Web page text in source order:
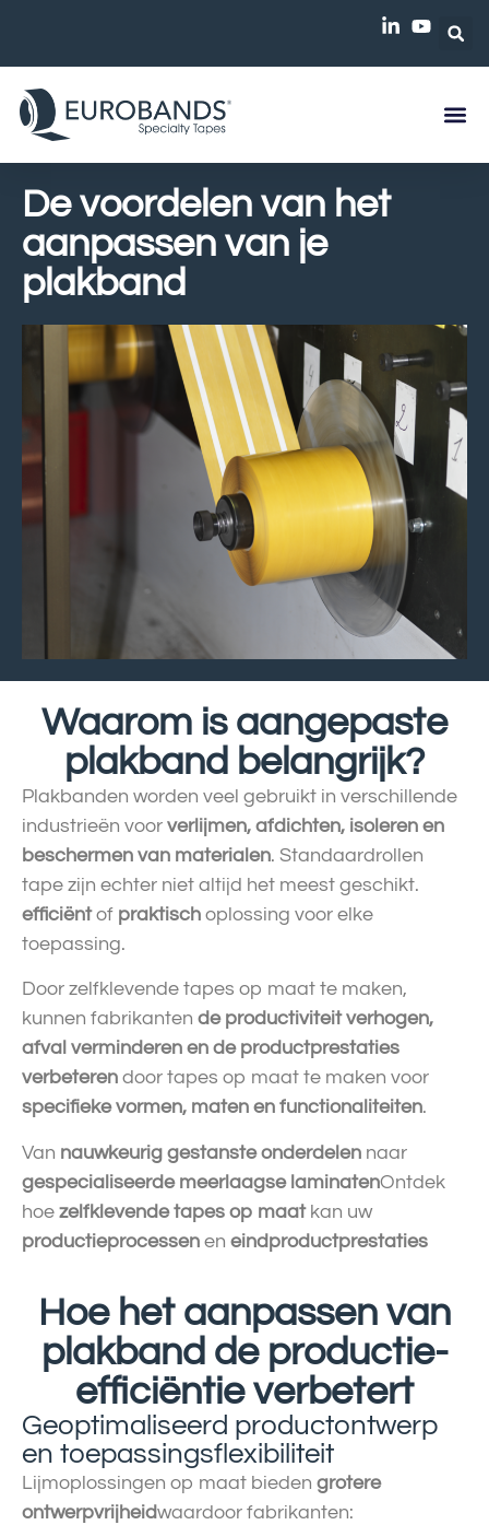
De voordelen van het
aanpassen van je
plakband
Waarom is aangepaste
plakband belangrijk?
Plakbanden worden veel gebruikt in verschillende
industrieën voor verlijmen, afdichten, isoleren en
beschermen van materialen. Standaardrollen
tape zijn echter niet altijd het meest geschikt.
efficiëntof praktisch oplossing voor elke
toepassing.
Door zelfklevende tapes op maat te maken,
kunnen fabrikanten de productiviteit verhogen,
afval verminderen en de productprestaties
verbeteren door tapes op maat te maken voor
specifieke vormen, maten en functionaliteiten.
Van nauwkeurig gestanste onderdelen naar
gespecialiseerde meerlaagse laminatenOntdek
hoe zelfklevende tapes op maatkan uw
productieprocessen en eindproductprestaties
Hoe het aanpassen van
plakband de productie-
efficiëntie verbetert
Geoptimaliseerd productontwerp
en toepassingsflexibiliteit
Lijmoplossingen op maat bieden grotere
ontwerpvrijheidwaardoor fabrikanten: